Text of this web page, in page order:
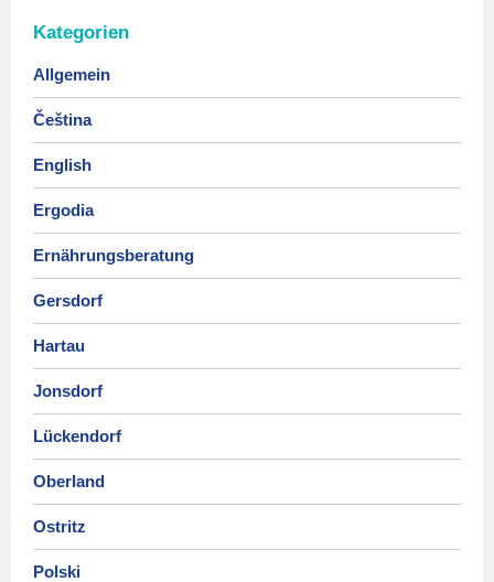
Kategorien
Allgemein
Čeština
English
Ergodia
Ernährungsberatung
Gersdorf
Hartau
Jonsdorf
Lückendorf
Oberland
Ostritz
Polski